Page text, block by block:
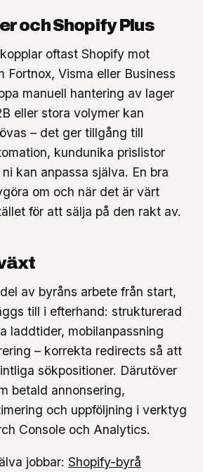
och Shopify Plus
oftast Shopify mot
Fortnox, Visma eller Business
manuell hantering av lager
eller stora volymer kan
– det ger tillgång till
kundunika prislistor
kan anpassa själva. En bra
om och när det är värt
för att sälja på den rakt av.
av byråns arbete från start,
till i efterhand: strukturerad
laddtider, mobilanpassning
– korrekta redirects så att
sökpositioner. Därutöver
betald annonsering,
och uppföljning i verktyg
Console och Analytics.
jobbar: Shopify-byrå